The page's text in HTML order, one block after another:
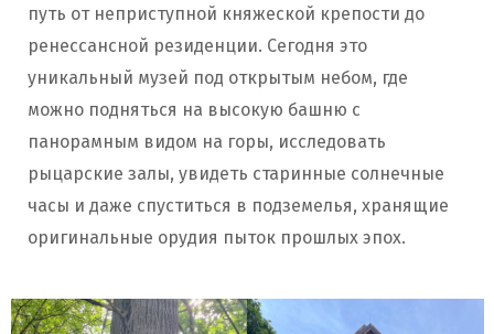
путь от неприступной княжеской крепости до
ренессансной резиденции. Сегодня это
уникальный музей под открытым небом, где
можно подняться на высокую башню с
панорамным видом на горы, исследовать
рыцарские залы, увидеть старинные солнечные
часы и даже спуститься в подземелья, хранящие
оригинальные орудия пыток прошлых эпох.